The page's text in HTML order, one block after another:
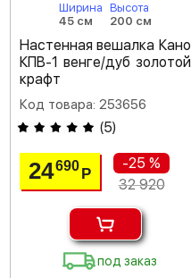
Ширина
45 см
Высота
200 см
Настенная вешалка Кано
КПВ-1 венге/дуб золотой
крафт
Код товара: 253656
(5)
24690 Р
-25 %
32 920
под заказ